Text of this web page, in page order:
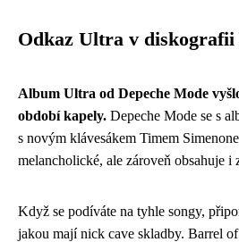
Odkaz Ultra v
Album Ultra od Depeche Mode
období kapely. Depeche Mode se s
s novým klávesákem Timem
melancholické, ale zároveň obsahuje i
Když se podíváte na tyhle songy,
jakou majínick cave skladby. Barrel